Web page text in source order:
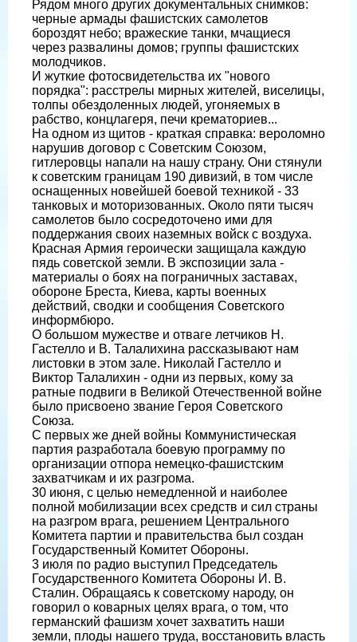
Рядом много других документальных снимков:
черные армады фашистских самолетов
бороздят небо; вражеские танки, мчащиеся
через развалины домов; группы фашистских
молодчиков.
И жуткие фотосвидетельства их "нового
порядка": расстрелы мирных жителей, виселицы,
толпы обездоленных людей, угоняемых в
рабство, концлагеря, печи крематориев...
На одном из щитов - краткая справка: вероломно
нарушив договор с Советским Союзом,
гитлеровцы напали на нашу страну. Они стянули
к советским границам 190 дивизий, в том числе
оснащенных новейшей боевой техникой - 33
танковых и моторизованных. Около пяти тысяч
самолетов было сосредоточено ими для
поддержания своих наземных войск с воздуха.
Красная Армия героически защищала каждую
пядь советской земли. В экспозиции зала -
материалы о боях на пограничных заставах,
обороне Бреста, Киева, карты военных
действий, сводки и сообщения Советского
информбюро.
О большом мужестве и отваге летчиков Н.
Гастелло и В. Талалихина рассказывают нам
листовки в этом зале. Николай Гастелло и
Виктор Талалихин - одни из первых, кому за
ратные подвиги в Великой Отечественной войне
было присвоено звание Героя Советского
Союза.
С первых же дней войны Коммунистическая
партия разработала боевую программу по
организации отпора немецко-фашистским
захватчикам и их разгрома.
30 июня, с целью немедленной и наиболее
полной мобилизации всех средств и сил страны
на разгром врага, решением Центрального
Комитета партии и правительства был создан
Государственный Комитет Обороны.
3 июля по радио выступил Председатель
Государственного Комитета Обороны И. В.
Сталин. Обращаясь к советскому народу, он
говорил о коварных целях врага, о том, что
германский фашизм хочет захватить наши
земли, плоды нашего труда, восстановить власть